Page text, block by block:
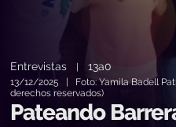
Entrevistas |13a0
13/12/2025 | Foto: Yamila Badell
derechos reservados)
Pateando